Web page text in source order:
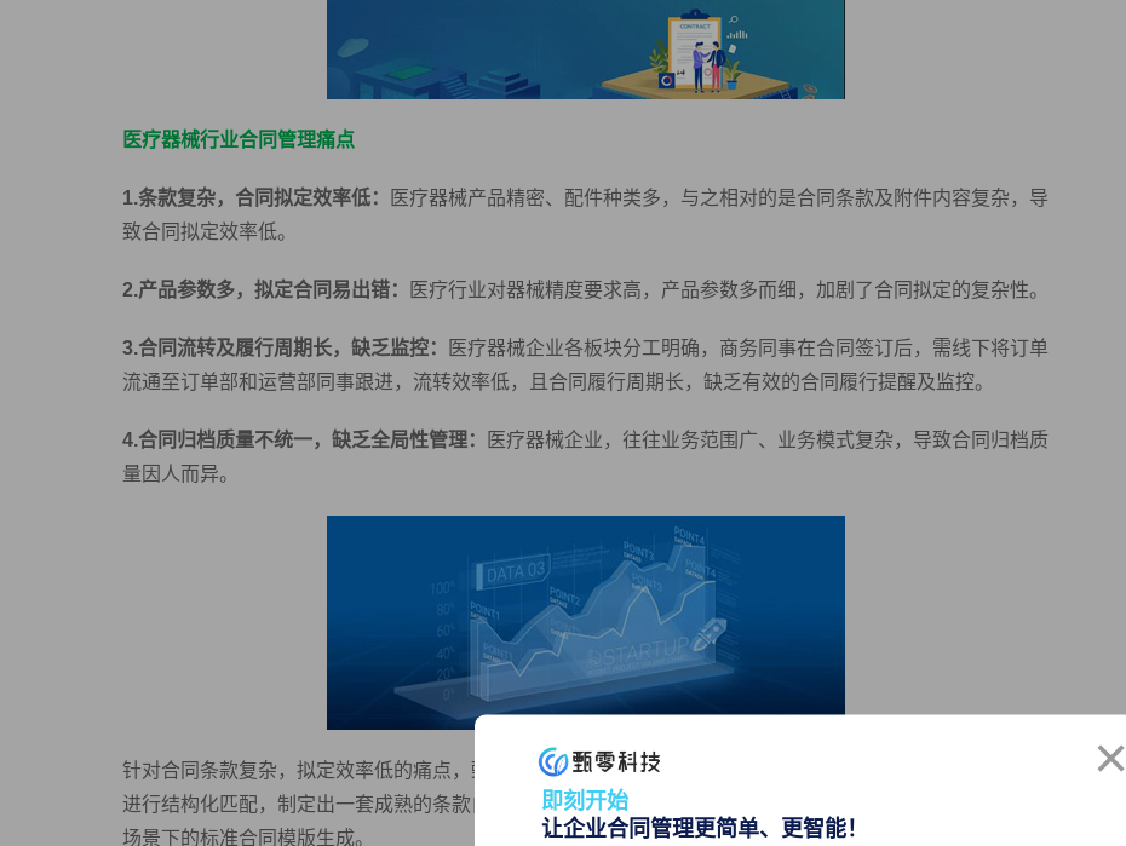
医疗器械行业合同管理痛点
1.条款复杂，合同拟定效率低：
医疗器械产品精密、配件种类多，与之相对的是合同条款及附件内容复杂，导
致合同拟定效率低。
2.产品参数多，拟定合同易出错： 医疗行业对器械精度要求高，产品参数多而细，加剧了合同拟定的复杂性。
3.合同流转及履行周期长，缺乏监控：
医疗器械企业各板块分工明确，商务同事在合同签订后，需线下将订单
流通至订单部和运营部同事跟进，流转效率低，且合同履行周期长，缺乏有效的合同履行提醒及监控。
4.合同归档质量不统一，缺乏全局性管理：
医疗器械企业，往往业务范围广、业务模式复杂，导致合同归档质
量因人而异。
针对合同条款复杂，拟定效率低的痛点，甄零科技深入了解其业务模式和业务场景，将产品与300+合同条款
进行结构化匹配，制定出一套成熟的条款自动生成体系，满足人民币和美元，直销、分销模式等十余类业务
场景下的标准合同模版生成。
即刻开始
让企业合同管理更简单、更智能！
×